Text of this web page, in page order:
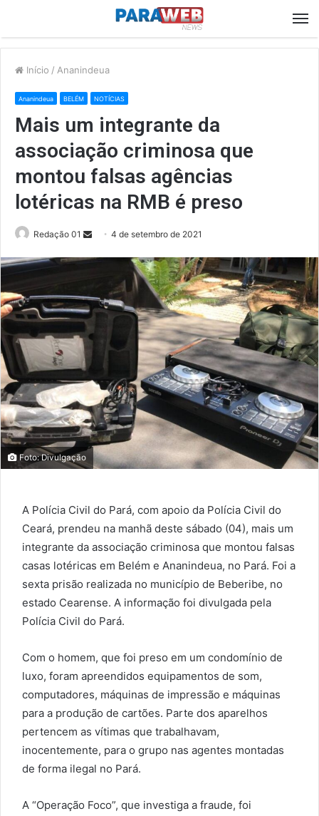
Início / Ananindeua
Ananindeua BELÉM NOTÍCIAS
Mais um integrante da
associação criminosa que
montou falsas agências
lotéricas na RMB é preso
Redação 01
Send4 de setembro de 2021
Foto: Divulgação
A Polícia Civil do Pará, com apoio da Polícia Civil do
Ceará, prendeu na manhã deste sábado (04), mais um
integrante da associação criminosa que montou falsas
casas lotéricas em Belém e Ananindeua, no Pará. Foi a
sexta prisão realizada no município de Beberibe, no
estado Cearense. A informação foi divulgada pela
Polícia Civil do Pará.
Com o homem, que foi preso em um condomínio de
luxo, foram apreendidos equipamentos de som,
computadores, máquinas de impressão e máquinas
para a produção de cartões. Parte dos aparelhos
pertencem as vítimas que trabalhavam,
inocentemente, para o grupo nas agentes montadas
de forma ilegal no Pará.
A “Operação Foco”, que investiga a fraude, foi